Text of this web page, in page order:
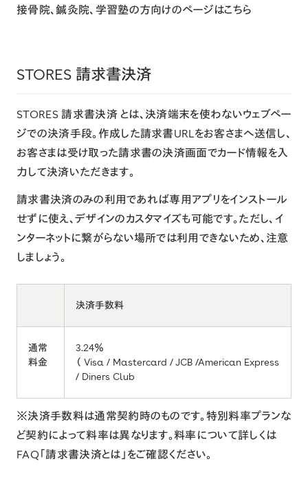
接骨院、鍼灸院、学習塾の方向けのページはこちら
STORES 請求書決済
STORES 請求書決済とは、決済端末を使わないウェブペー
ジでの決済手段。作成した請求書URLをお客さまへ送信し、
お客さまは受け取った請求書の決済画面でカード情報を⼊
⼒して決済いただきます。
請求書決済のみの利用であれば専用アプリをインストール
せずに使え、デザインのカスタマイズも可能です。ただし、イ
ンターネットに繋がらない場所では利用できないため、注意
しましょう。
決済手数料
通常
料金
3.24％
（ Visa / Mastercard / JCB /American Express
/ Diners Club
※決済手数料は通常契約時のものです。特別料率プランな
ど契約によって料率は異なります。料率について詳しくは
FAQ「 請求書決済とは」をご確認ください。